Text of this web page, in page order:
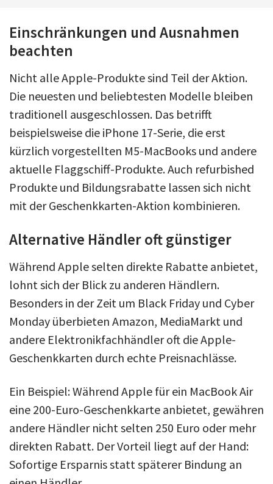
Einschränkungen und Ausnahmen
beachten
Nicht alle Apple-Produkte sind Teil der Aktion.
Die neuesten und beliebtesten Modelle bleiben
traditionell ausgeschlossen. Das betrifft
beispielsweise die iPhone 17-Serie, die erst
kürzlich vorgestellten M5-MacBooks und andere
aktuelle Flaggschiff-Produkte. Auch refurbished
Produkte und Bildungsrabatte lassen sich nicht
mit der Geschenkkarten-Aktion kombinieren.
Alternative Händler oft günstiger
Während Apple selten direkte Rabatte anbietet,
lohnt sich der Blick zu anderen Händlern.
Besonders in der Zeit um Black Friday und Cyber
Monday überbieten Amazon, MediaMarkt und
andere Elektronikfachhändler oft die Apple-
Geschenkkarten durch echte Preisnachlässe.
Ein Beispiel: Während Apple für ein MacBook Air
eine 200-Euro-Geschenkkarte anbietet, gewähren
andere Händler nicht selten 250 Euro oder mehr
direkten Rabatt. Der Vorteil liegt auf der Hand:
Sofortige Ersparnis statt späterer Bindung an